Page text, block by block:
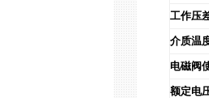
工作压
介质温
电磁阀
额定电